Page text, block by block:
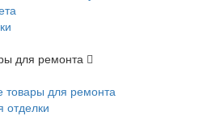
для ремонта
товары для ремонта
отделки